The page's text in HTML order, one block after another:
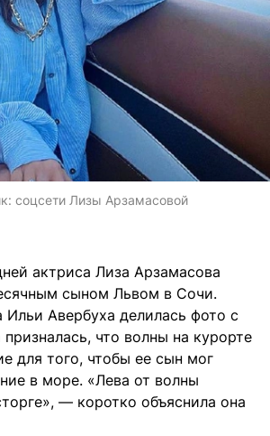
соцсети Лизы Арзамасовой
актриса Лиза Арзамасова
сыном Львом в Сочи.
Ильи Авербуха делилась фото с
что волны на курорте
для того, чтобы ее сын мог
в море. «Лева от волны
— коротко объяснила она